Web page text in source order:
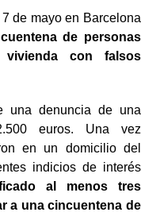
de mayo en Barcelona
de personas
con falsos
una denuncia de una
euros. Una vez
en un domicilio del
indicios de interés
al menos tres
a una cincuentena de